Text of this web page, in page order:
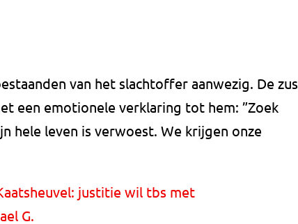
van het slachtoffer aanwezig. De zus
een emotionele verklaring tot hem: ”Zoek
hele leven is verwoest. We krijgen onze
justitie wil tbs met
G.